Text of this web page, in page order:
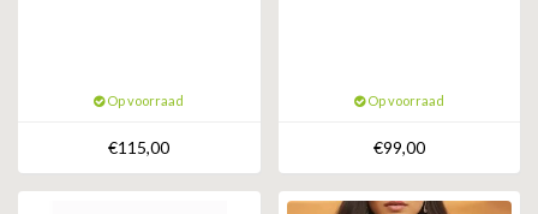
Op voorraad
€115,00
Op voorraad
€99,00